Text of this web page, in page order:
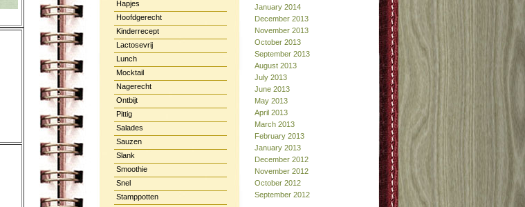
Hapjes
Hoofdgerecht
Kinderrecept
Lactosevrij
Lunch
Mocktail
Nagerecht
Ontbijt
Pittig
Salades
Sauzen
Slank
Smoothie
Snel
Stamppotten
January 2014
December 2013
November 2013
October 2013
September 2013
August 2013
July 2013
June 2013
May 2013
April 2013
March 2013
February 2013
January 2013
December 2012
November 2012
October 2012
September 2012